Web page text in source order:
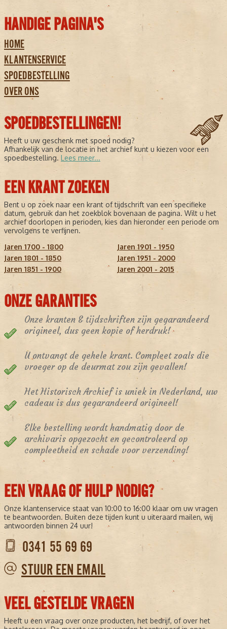
HANDIGE PAGINA'S
HOME
KLANTENSERVICE
SPOEDBESTELLING
OVER ONS
SPOEDBESTELLINGEN!
Heeft u uw geschenk met spoed nodig?
Afhankelijk van de locatie in het archief kunt u kiezen voor een
spoedbestelling. Lees meer...
EEN KRANT ZOEKEN
Bent u op zoek naar een krant of tijdschrift van een specifieke
datum, gebruik dan het zoekblok bovenaan de pagina. Wilt u het
archief doorlopen in perioden, kies dan hieronder een periode om
vervolgens te verfijnen.
Jaren 1700 - 1800
Jaren 1801 - 1850
Jaren 1851 - 1900
Jaren 1901 - 1950
Jaren 1951 - 2000
Jaren 2001 - 2015
ONZE GARANTIES
Onze kranten & tijdschriften zijn gegarandeerd
origineel, dus geen kopie of herdruk!
U ontvangt de gehele krant. Compleet zoals die
vroeger op de deurmat zou zijn gevallen!
Het Historisch Archief is uniek in Nederland, uw
cadeau is dus gegarandeerd origineel!
Elke bestelling wordt handmatig door de
archivaris opgezocht en gecontroleerd op
compleetheid en schade voor verzending!
EEN VRAAG OF HULP NODIG?
Onze klantenservice staat van 10:00 to 16:00 klaar om uw vragen
te beantwoorden. Buiten deze tijden kunt u uiteraard mailen, wij
antwoorden binnen 24 uur!
0341 55 69 69
STUUR EEN EMAIL
VEEL GESTELDE VRAGEN
Heeft u een vraag over onze producten, het bedrijf, of over het